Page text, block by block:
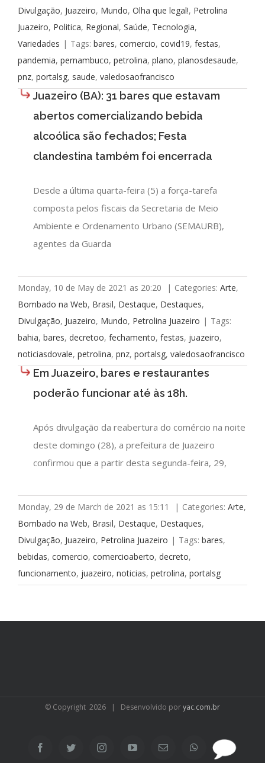
Divulgação, Juazeiro, Mundo, Olha que legal!, Petrolina
Juazeiro, Politica, Regional, Saúde, Tecnologia,
Variedades | Tags: bares, comercio, covid19, festas,
pandemia, pernambuco, petrolina, plano, planosdesaude,
pnz, portalsg, saude, valedosaofrancisco
Juazeiro (BA): 31 bares que estavam
abertos comercializando bebida
alcoólica são fechados; Festa
clandestina também foi encerrada
Desde a última quarta-feira (5) a força-tarefa
composta pelos fiscais da Secretaria de Meio
Ambiente e Ordenamento Urbano (SEMAURB),
agentes da Guarda
Monday, 10 de May de 2021 as 20:20 | Categories: Arte,
Bombado na Web, Brasil, Destaque, Destaques,
Divulgação, Juazeiro, Mundo, Petrolina Juazeiro | Tags:
bahia, bares, decretoo, fechamento, festas, juazeiro,
noticiasdovale, petrolina, pnz, portalsg, valedosaofrancisco
Em Juazeiro, bares e restaurantes
poderão funcionar até às 18h.
Após divulgação da reabertura do comércio na noite
deste domingo (28), a prefeitura de Juazeiro
confirmou que a partir desta segunda-feira, 29,
Monday, 29 de March de 2021 as 15:11 | Categories: Arte,
Bombado na Web, Brasil, Destaque, Destaques,
Divulgação, Juazeiro, Petrolina Juazeiro | Tags: bares,
bebidas, comercio, comercioaberto, decreto,
funcionamento, juazeiro, noticias, petrolina, portalsg
© Copyright 2026 | Desenvolvido poryac.com.br
FacebookTwitter InstagramYouTubeEmail WhatsApp
SAC